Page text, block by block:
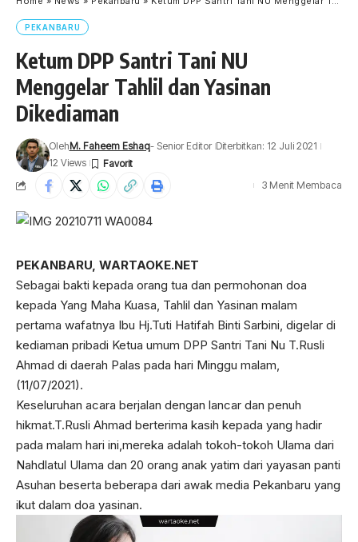
PEKANBARU
Ketum DPP Santri Tani NU
Menggelar Tahlil dan Yasinan
Dikediaman
OlehM. Faheem Eshaq- Senior Editor Diterbitkan: 12 Juli 2021
12 Views
3 Menit Membaca
PEKANBARU, WARTAOKE.NET
Sebagai bakti kepada orang tua dan permohonan doa
kepada Yang Maha Kuasa, Tahlil dan Yasinan malam
pertama wafatnya Ibu Hj.Tuti Hatifah Binti Sarbini, digelar di
kediaman pribadi Ketua umum DPP Santri Tani Nu T.Rusli
Ahmad di daerah Palas pada hari Minggu malam,
(11/07/2021).
Keseluruhan acara berjalan dengan lancar dan penuh
hikmat.T.Rusli Ahmad berterima kasih kepada yang hadir
pada malam hari ini,mereka adalah tokoh-tokoh Ulama dari
Nahdlatul Ulama dan 20 orang anak yatim dari yayasan panti
Asuhan beserta beberapa dari awak media Pekanbaru yang
ikut dalam doa yasinan.